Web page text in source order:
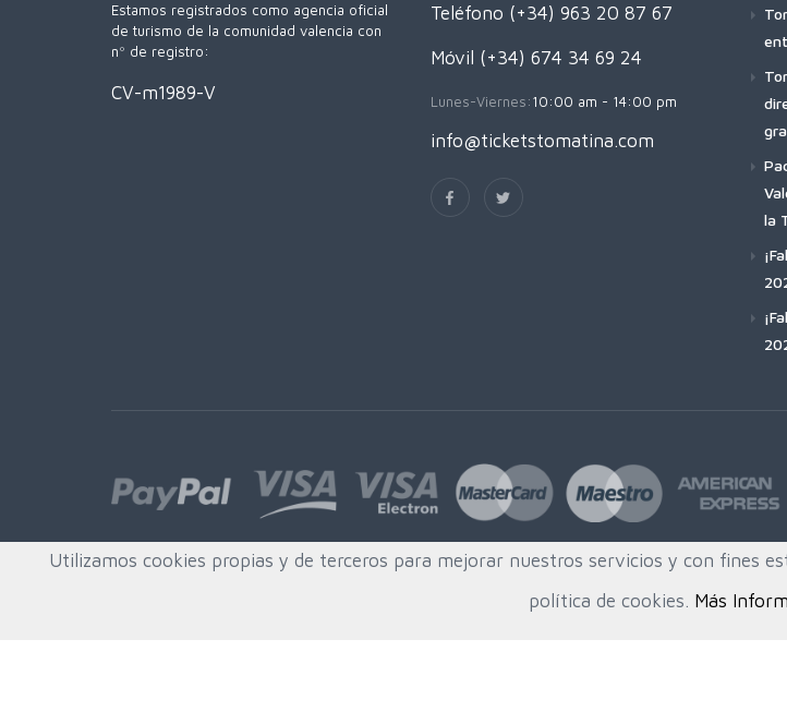
Estamos registrados como agencia oficial
de turismo de la comunidad valencia con
nº de registro:
CV-m1989-V
Teléfono (+34) 963 20 87 67
Móvil (+34) 674 34 69 24
Lunes-Viernes:10:00 am - 14:00 pm
info@ticketstomatina.com
la
Utilizamos cookies propias y de terceros para mejorar nuestros servicios y con fines
política de cookies. Más